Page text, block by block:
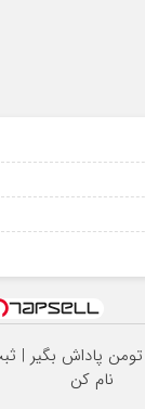
تومن پاداش بگیر |
نام کن